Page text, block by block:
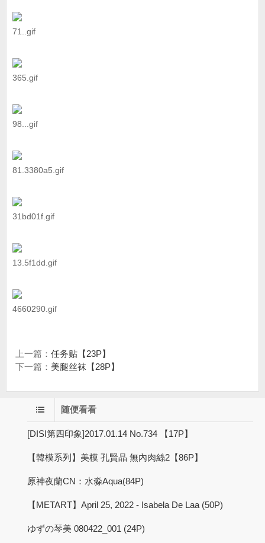
71..gif
365.gif
98...gif
81.3380a5.gif
31bd01f.gif
13.5f1dd.gif
4660290.gif
上一篇： 任务贴【23P】
下一篇： 美腿丝袜【28P】
随便看看
[DISI第四印象]2017.01.14 No.734 【17P】
【韓模系列】美模 孔賢晶 無內肉絲2【86P】
原神夜蘭CN：水淼Aqua(84P)
【METART】April 25, 2022 - Isabela De Laa (50P)
ゆずの琴美 080422_001 (24P)